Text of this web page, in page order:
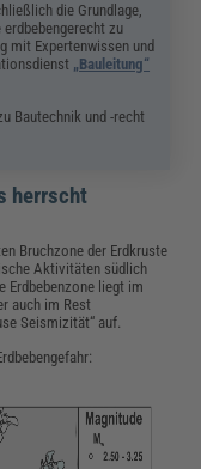
die Grundlage,
zu
mit Expertenwissen und
„Bauleitung“
Bautechnik und -recht
herrscht
Bruchzone der Erdkruste
Aktivitäten südlich
Erdbebenzone liegt im
auch im Rest
Seismizität“ auf.